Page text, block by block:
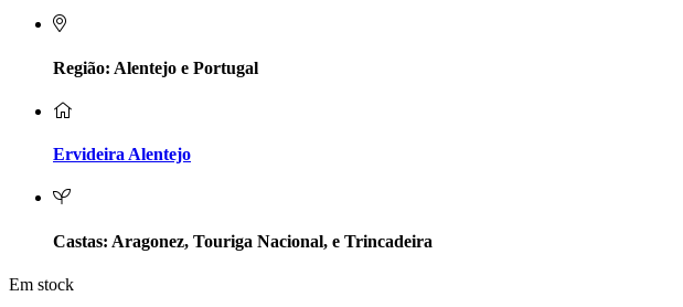
Pontual - Alentejo
Região: Alentejo e Portugal
Ervideira Alentejo
Castas: Aragonez, Touriga Nacional, e Trincadeira
Em stock